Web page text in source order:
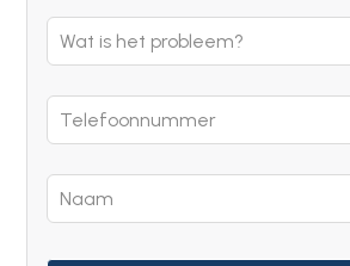
blank